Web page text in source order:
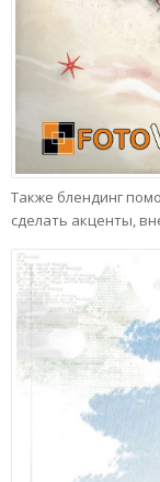
Также блендинг
сделать акценты,